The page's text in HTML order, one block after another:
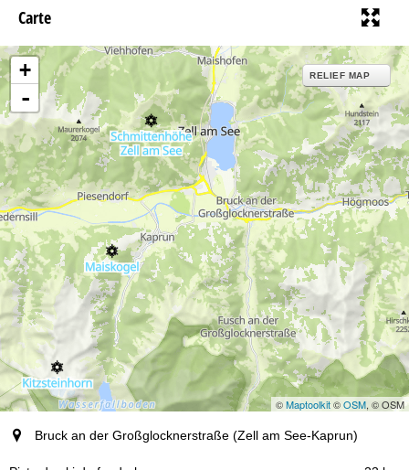
i
l
Carte
+
-
RELIEF MAP
©Maptoolkit©OSM, © OSM
Station (Région)
Bruck an der Großglocknerstraße (Zell am See-Kaprun)